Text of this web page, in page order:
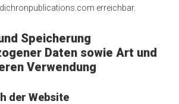
erreichbar.
Speicherung
Daten sowie Art und
Verwendung
der Website